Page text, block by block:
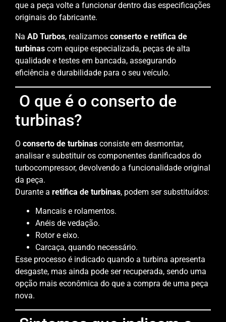
que a peça volte a funcionar dentro das especificações
originais do fabricante.
Na AD Turbos, realizamos conserto e retífica de
turbinas com equipe especializada, peças de alta
qualidade e testes em bancada, assegurando
eficiência e durabilidade para o seu veículo.
O que é o conserto de
turbinas?
O conserto de turbinas consiste em desmontar,
analisar e substituir os componentes danificados do
turbocompressor, devolvendo a funcionalidade original
da peça.
Durante a retífica de turbinas, podem ser substituídos:
Mancais e rolamentos.
Anéis de vedação.
Rotor e eixo.
Carcaça, quando necessário.
Esse processo é indicado quando a turbina apresenta
desgaste, mas ainda pode ser recuperada, sendo uma
opção mais econômica do que a compra de uma peça
nova.